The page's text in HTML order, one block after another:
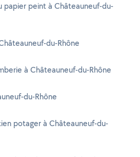
papier peint à Châteauneuf-du-
du-Rhône
à Châteauneuf-du-Rhône
du-Rhône
potager à Châteauneuf-du-